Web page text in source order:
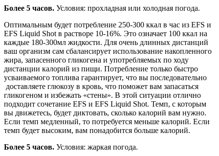
Более 5 часов. Условия: прохладная или холодная погода.
Оптимальным будет потребление 250-300 ккал в час из EFS и
EFS Liquid Shot в растворе 10-16%. Это означает 100 ккал на
каждые 180-300мл жидкости. Для очень длинных дистанций
ваш организм сам сбалансирует использование накопленного
жира, запасенного гликогена и употребляемых по ходу
дистанции калорий из пищи. Потребление только быстро
усваиваемого топлива гарантирует, что вы последовательно
доставляете глюкозу в кровь, что поможет вам запасаться
гликогеном и избежать «стены». В этой ситуации отлично
подходит сочетание EFS и EFS Liquid Shot. Темп, с которым
вы движетесь, будет диктовать, сколько калорий вам нужно.
Если темп медленный, то потребуется меньше калорий. Если
темп будет высоким, вам понадобится больше калорий.
Более 5 часов. Условия: жаркая погода.